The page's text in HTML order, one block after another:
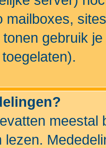
mailboxes,
gebruik
lezen.